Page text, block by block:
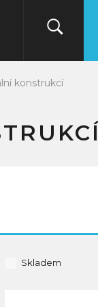
konstrukcí
Skladem